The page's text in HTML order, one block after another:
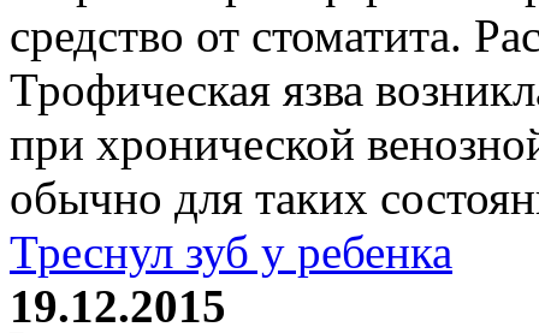
средство от стоматита.
Трофическая язва
при хронической
обычно для таких
Треснул зуб у ребенка
19.12.2015